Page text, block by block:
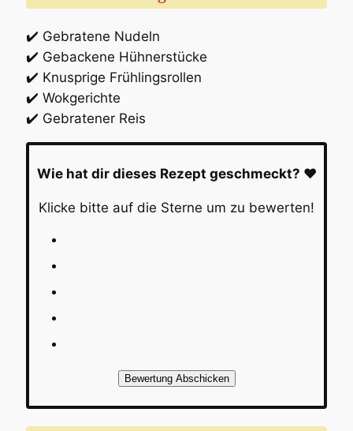
✔️ Gebratene Nudeln
✔️ Gebackene Hühnerstücke
✔️ Knusprige Frühlingsrollen
✔️ Wokgerichte
✔️ Gebratener Reis
Wie hat dir dieses Rezept geschmeckt? ❤️
Klicke bitte auf die Sterne um zu bewerten!
Bewertung Abschicken